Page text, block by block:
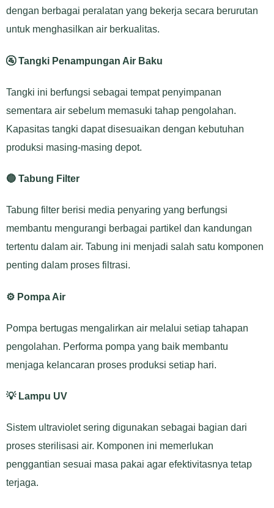
dengan berbagai peralatan yang bekerja secara berurutan
untuk menghasilkan air berkualitas.
🚰 Tangki Penampungan Air Baku
Tangki ini berfungsi sebagai tempat penyimpanan
sementara air sebelum memasuki tahap pengolahan.
Kapasitas tangki dapat disesuaikan dengan kebutuhan
produksi masing-masing depot.
🔵 Tabung Filter
Tabung filter berisi media penyaring yang berfungsi
membantu mengurangi berbagai partikel dan kandungan
tertentu dalam air. Tabung ini menjadi salah satu komponen
penting dalam proses filtrasi.
⚙️ Pompa Air
Pompa bertugas mengalirkan air melalui setiap tahapan
pengolahan. Performa pompa yang baik membantu
menjaga kelancaran proses produksi setiap hari.
💡 Lampu UV
Sistem ultraviolet sering digunakan sebagai bagian dari
proses sterilisasi air. Komponen ini memerlukan
penggantian sesuai masa pakai agar efektivitasnya tetap
terjaga.